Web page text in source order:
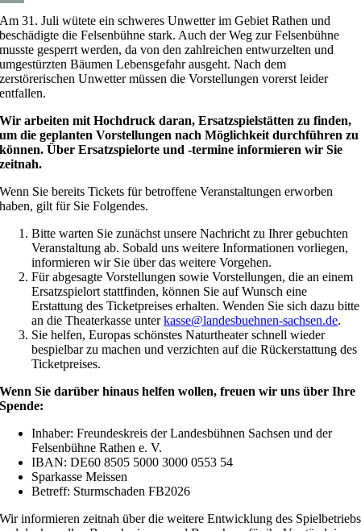
Am 31. Juli wütete ein schweres Unwetter im Gebiet Rathen und
beschädigte die Felsenbühne stark. Auch der Weg zur Felsenbühne
musste gesperrt werden, da von den zahlreichen entwurzelten und
umgestürzten Bäumen Lebensgefahr ausgeht. Nach dem
zerstörerischen Unwetter müssen die Vorstellungen vorerst leider
entfallen.
Wir arbeiten mit Hochdruck daran, Ersatzspielstätten zu finden,
um die geplanten Vorstellungen nach Möglichkeit durchführen zu
können. Über Ersatzspielorte und -termine informieren wir Sie
zeitnah.
Wenn Sie bereits Tickets für betroffene Veranstaltungen erworben
haben, gilt für Sie Folgendes.
Bitte warten Sie zunächst unsere Nachricht zu Ihrer gebuchten
Veranstaltung ab. Sobald uns weitere Informationen vorliegen,
informieren wir Sie über das weitere Vorgehen.
Für abgesagte Vorstellungen sowie Vorstellungen, die an einem
Ersatzspielort stattfinden, können Sie auf Wunsch eine
Erstattung des Ticketpreises erhalten. Wenden Sie sich dazu bitte
an die Theaterkasse unterkasse@landesbuehnen-sachsen.de.
Sie helfen, Europas schönstes Naturtheater schnell wieder
bespielbar zu machen und verzichten auf die Rückerstattung des
Ticketpreises.
Wenn Sie darüber hinaus helfen wollen, freuen wir uns über Ihre
Spende:
Inhaber: Freundeskreis der Landesbühnen Sachsen und der
Felsenbühne Rathen e. V.
IBAN: DE60 8505 5000 3000 0553 54
Sparkasse Meissen
Betreff: Sturmschaden FB2026
Wir informieren zeitnah über die weitere Entwicklung des Spielbetriebs